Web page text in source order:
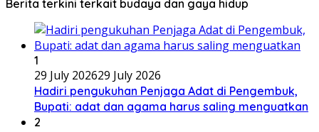
Berita terkini terkait budaya dan gaya hidup
1
29 July 202629 July 2026
Hadiri pengukuhan Penjaga Adat di Pengembuk,
Bupati: adat dan agama harus saling menguatkan
2